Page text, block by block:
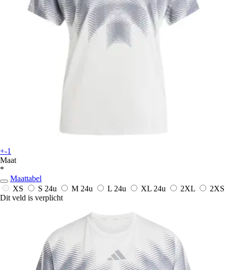
+-1
Maat
*
Maattabel
XS
S 24u M 24u L 24u XL 24u 2XL
2XS
Dit veld is verplicht